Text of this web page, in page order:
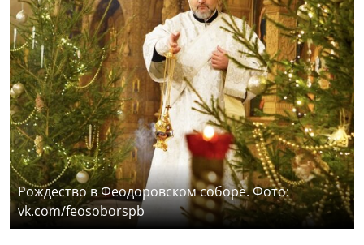
Рождество в Феодоровском соборе. Фото:
vk.com/feosoborspb